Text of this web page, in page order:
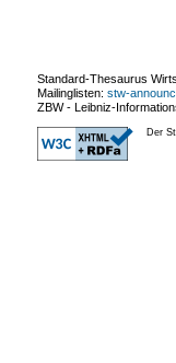
Standard-Thesaurus
Mailinglisten: stw-
ZBW - Leibniz-
Der